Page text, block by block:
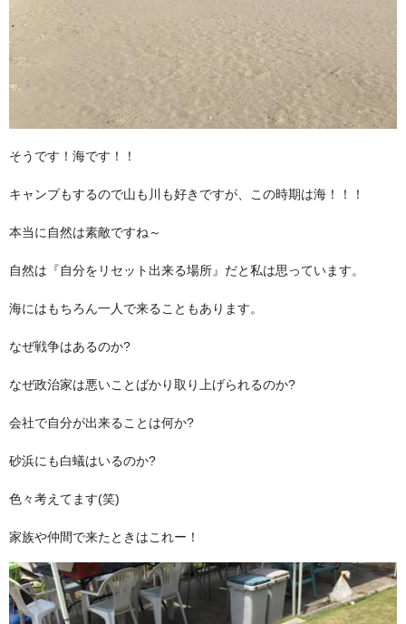
そうです！海です！！
キャンプもするので山も川も好きですが、この時期は海！！！
本当に自然は素敵ですね～
自然は『自分をリセット出来る場所』だと私は思っています。
海にはもちろん一人で来ることもあります。
なぜ戦争はあるのか?
なぜ政治家は悪いことばかり取り上げられるのか?
会社で自分が出来ることは何か?
砂浜にも白蟻はいるのか?
色々考えてます(笑)
家族や仲間で来たときはこれー！